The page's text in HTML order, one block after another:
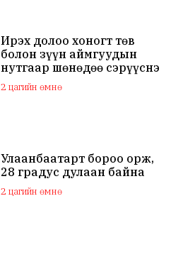
Ирэх долоо хоногт төв
болон зүүн аймгуудын
нутгаар шөнөдөө сэрүүснэ
2 цагийн өмнө
Улаанбаатарт бороо орж,
28 градус дулаан байна
2 цагийн өмнө